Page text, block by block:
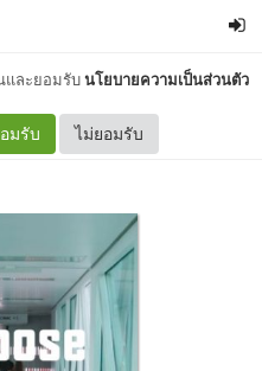
และยอมรับนโยบายความเป็นส่วนตัว
มรับ ไม่ยอมรับ